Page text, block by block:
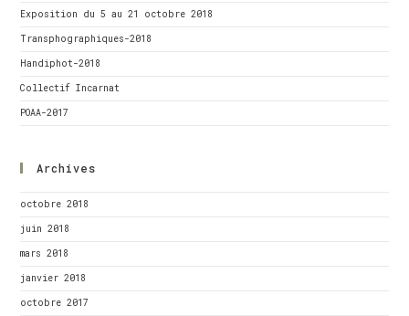
Exposition du 5 au 21 octobre 2018
Transphographiques-2018
Handiphot-2018
Collectif Incarnat
POAA-2017
Archives
octobre 2018
juin 2018
mars 2018
janvier 2018
octobre 2017